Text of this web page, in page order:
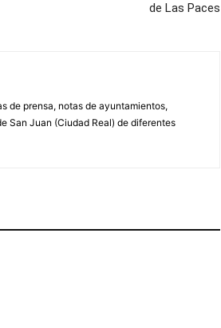
de Las Paces
de prensa, notas de ayuntamientos,
San Juan (Ciudad Real) de diferentes